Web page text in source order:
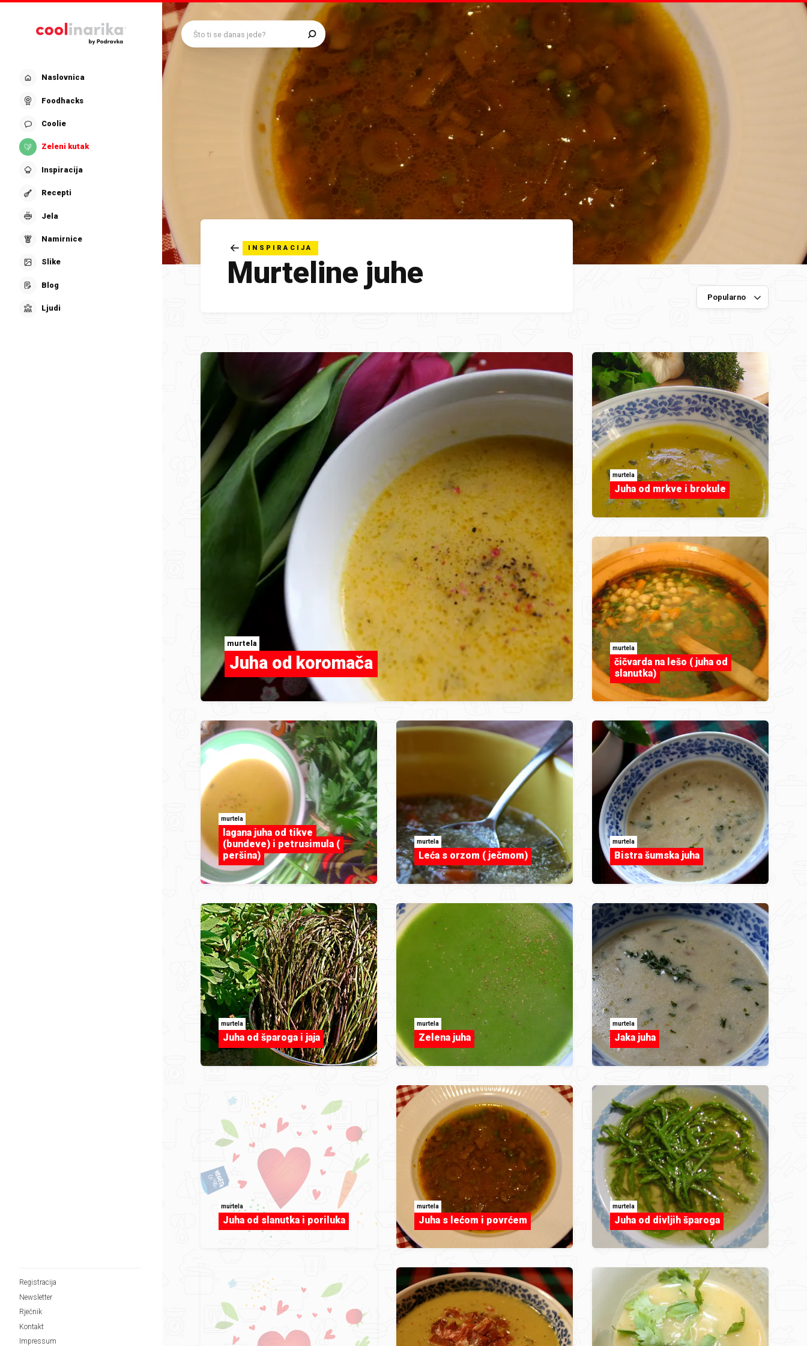
Naslovnica
Foodhacks
Coolie
Zeleni kutak
Inspiracija
Recepti
Jela
Namirnice
Slike
Blog
Ljudi
Registracija
Newsletter
Rječnik
Kontakt
Impressum
INSPIRACIJA
Murteline juhe
murtela
Juha od koromača
murtela
Juha od mrkve i brokule
murtela
čičvarda na lešo ( juha od
slanutka)
murtela
lagana juha od tikve
(bundeve) i petrusimula (
peršina)
murtela
Leća s orzom ( ječmom)
murtela
Bistra šumska juha
murtela
Juha od šparoga i jaja
murtela
Zelena juha
murtela
Jaka juha
murtela
Juha od slanutka i poriluka
murtela
Juha s lećom i povrćem
murtela
Juha od divljih šparoga
Što ti se danas jede?